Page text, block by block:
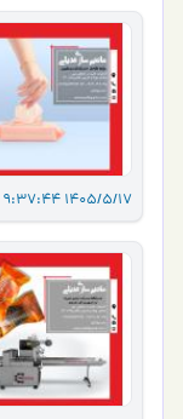
1405/5/17